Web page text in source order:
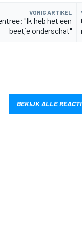
VORIG ARTIKEL
"Ik heb het een
beetje onderschat"
BEKIJK ALLE